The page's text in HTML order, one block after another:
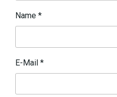
Name *
E-Mail *